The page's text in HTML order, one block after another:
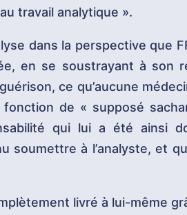
travail analytique ».
dans la perspective que
en se soustrayant à son
ce qu’aucune
de « supposé
qui lui a été ainsi
soumettre à l’analyste, et
livré à lui-même